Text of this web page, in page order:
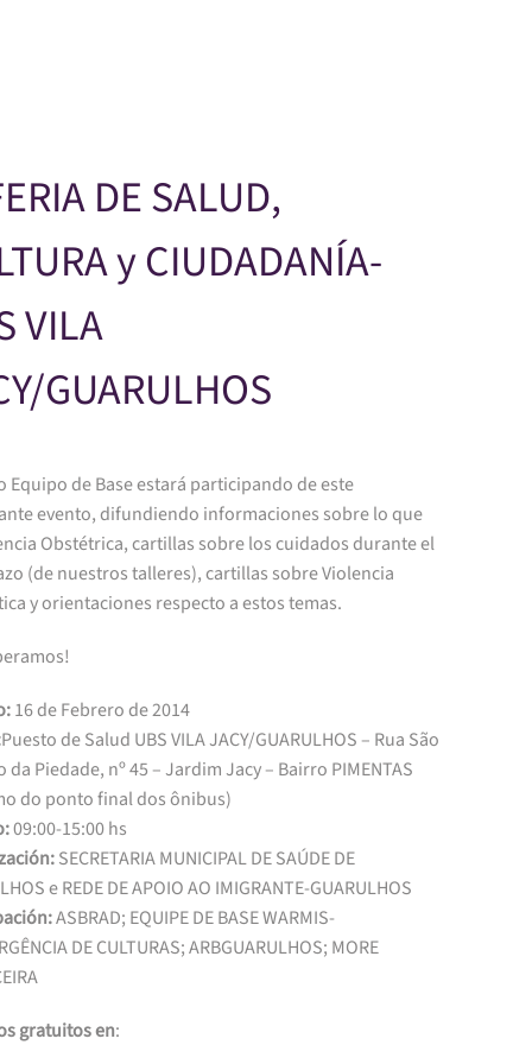
DE SALUD,
y CIUDADANÍA-
VILA
GUARULHOS
Equipo de Base estará participando de este
evento, difundiendo informaciones sobre lo que
Obstétrica, cartillas sobre los cuidados durante el
(de nuestros talleres), cartillas sobre Violencia
y orientaciones respecto a estos temas.
16 de Febrero de 2014
Puesto de Salud UBS VILA JACY/GUARULHOS – Rua São
da Piedade, nº 45 – Jardim Jacy – Bairro PIMENTAS
do ponto final dos ônibus)
09:00-15:00 hs
SECRETARIA MUNICIPAL DE SAÚDE DE
e REDE DE APOIO AO IMIGRANTE-GUARULHOS
ASBRAD; EQUIPE DE BASE WARMIS-
DE CULTURAS; ARBGUARULHOS; MORE
gratuitos en: